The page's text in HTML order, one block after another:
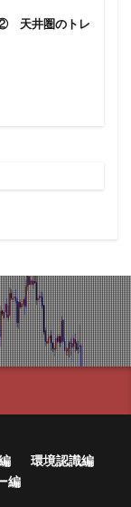
天井圏のトレ
環境認識編
編